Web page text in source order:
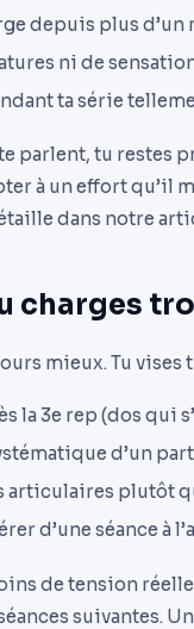
depuis plus
ni de
ta série
parlent, tu restes
à un effort qu’il
dans notre
charges
mieux. Tu vises
la 3e rep (dos
d’un
articulaires plutôt
d’une séance à
de tension
suivantes.